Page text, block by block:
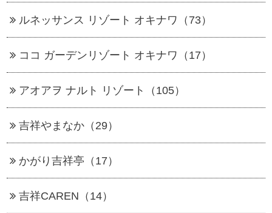
ルネッサンス リゾート オキナワ（73）
ココ ガーデンリゾート オキナワ（17）
アオアヲ ナルト リゾート（105）
吉祥やまなか（29）
かがり吉祥亭（17）
吉祥CAREN（14）